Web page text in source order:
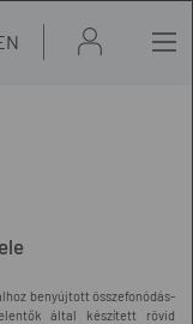
benyújtott összefonódás-
által készített rövid